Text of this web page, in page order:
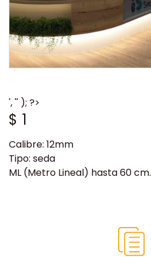
', '' ); ?>
$1
Calibre: 12mm
Tipo: seda
ML (Metro Lineal) hasta 60 cm.